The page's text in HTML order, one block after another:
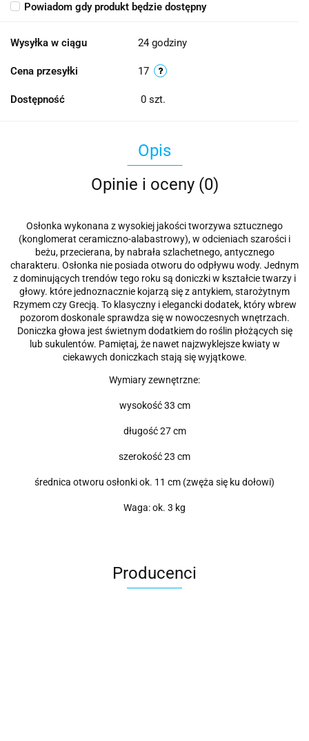
Powiadom gdy produkt będzie dostępny
Wysyłka w ciągu 24 godziny
Cena przesyłki 17
Dostępność 0 szt.
Opis
Opinie i oceny (0)
Osłonka wykonana z wysokiej jakości tworzywa sztucznego
(konglomerat ceramiczno-alabastrowy), w odcieniach szarości i
beżu, przecierana, by nabrała szlachetnego, antycznego
charakteru. Osłonka nie posiada otworu do odpływu wody. Jednym
z dominujących trendów tego roku są doniczki w kształcie twarzy i
głowy. które jednoznacznie kojarzą się z antykiem, starożytnym
Rzymem czy Grecją. To klasyczny i elegancki dodatek, który wbrew
pozorom doskonale sprawdza się w nowoczesnych wnętrzach.
Doniczka głowa jest świetnym dodatkiem do roślin płożących się
lub sukulentów. Pamiętaj, że nawet najzwyklejsze kwiaty w
ciekawych doniczkach stają się wyjątkowe.
Wymiary zewnętrzne:
wysokość 33 cm
długość 27 cm
szerokość 23 cm
średnica otworu osłonki ok. 11 cm (zwęża się ku dołowi)
Waga: ok. 3 kg
Producenci